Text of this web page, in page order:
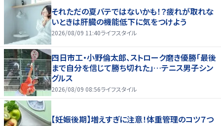
それただの夏バテではないかも！？疲れが取れな
いときは肝臓の機能低下に気をつけよう
2026/08/09 11:40ライフスタイル
四日市工・小野倫太郎、ストローク磨き優勝「最後
まで自分を信じて勝ち切れた」…テニス男子シン
グルス
2026/08/09 08:56ライフスタイル
【妊娠後期】増えすぎに注意！体重管理のコツ７つ